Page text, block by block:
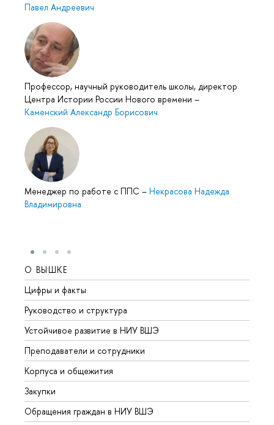
Павел Андреевич
Профессор, научный руководитель школы, директор
Центра Истории России Нового времени –
Каменский Александр Борисович
Менеджер по работе с ППС – Некрасова Надежда
Владимировна
О ВЫШКЕ
Цифры и факты
Руководство и структура
Устойчивое развитие в НИУ ВШЭ
Преподаватели и сотрудники
Корпуса и общежития
Закупки
Обращения граждан в НИУ ВШЭ